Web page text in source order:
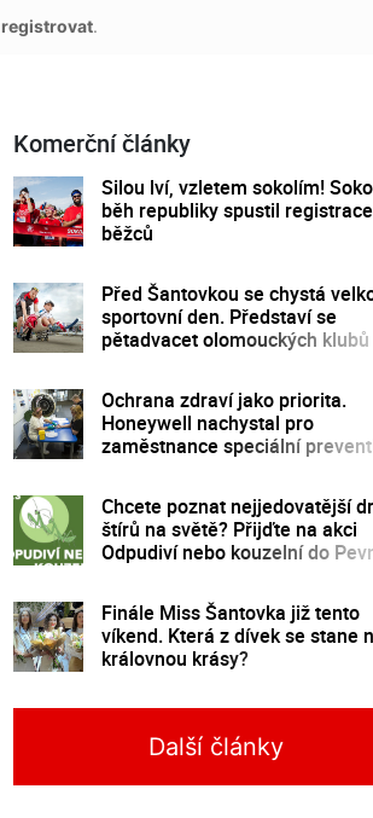
registrovat.
Komerční články
Silou lví, vzletem sokolím!
běh republiky spustil registrace
běžců
Před Šantovkou se chystá
sportovní den. Představí se
pětadvacet olomouckých klubů
Ochrana zdraví jako priorita.
Honeywell nachystal pro
zaměstnance speciální
Chcete poznat nejjedovatější
štírů na světě? Přijďte na akci
Odpudiví nebo kouzelní do
Finále Miss Šantovka již tento
víkend. Která z dívek se stane
královnou krásy?
Další články